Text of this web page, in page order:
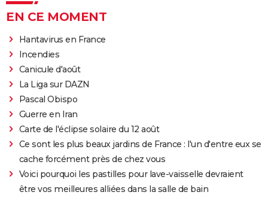
EN CE MOMENT
Hantavirus en France
Incendies
Canicule d'août
La Liga sur DAZN
Pascal Obispo
Guerre en Iran
Carte de l'éclipse solaire du 12 août
Ce sont les plus beaux jardins de France : l'un d'entre eux se
cache forcément près de chez vous
Voici pourquoi les pastilles pour lave-vaisselle devraient
être vos meilleures alliées dans la salle de bain